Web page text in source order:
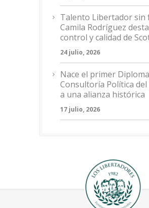
Talento Libertador sin
Camila Rodríguez
control y calidad de
24 julio, 2026
Nace el primer
Consultoría Política del
a una alianza histórica
17 julio, 2026